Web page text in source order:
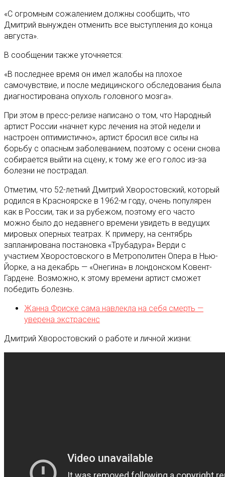
«С огромным сожалением должны сообщить, что
Дмитрий вынужден отменить все выступления до конца
августа».
В сообщении также уточняется:
«В последнее время он имел жалобы на плохое
самочувствие, и после медицинского обследования была
диагностирована опухоль головного мозга».
При этом в пресс-релизе написано о том, что Народный
артист России «начнет курс лечения на этой недели и
настроен оптимистично», артист бросил все силы на
борьбу с опасным заболеванием, поэтому с осени снова
собирается выйти на сцену, к тому же его голос из-за
болезни не пострадал.
Отметим, что 52-летний Дмитрий Хворостовский, который
родился в Красноярске в 1962-м году, очень популярен
как в России, так и за рубежом, поэтому его часто
можно было до недавнего времени увидеть в ведущих
мировых оперных театрах. К примеру, на сентябрь
запланирована постановка «Трубадура» Верди с
участием Хворостовского в Метрополитен Опера в Нью-
Йорке, а на декабрь — «Онегина» в лондонском Ковент-
Гардене. Возможно, к этому времени артист сможет
победить болезнь.
Жанна Фриске сама навлекла на себя смерть —
уверена экстрасенс
Дмитрий Хворостовский о работе и личной жизни: